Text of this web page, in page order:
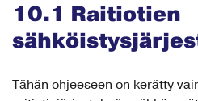
10.1 Raitiotien
Tähän ohjeeseen on kerätty